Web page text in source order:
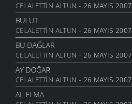
SEVDANIN PANAYIRI
ŞIIRLER
BITMEZ BU AĞLAYIŞLAR
ŞIIRLER- 7 MAYIS 2010
NAZAR BONCUĞU GIBI
ŞIIRLER- 25 NISAN 2010
YALANMIŞ
ŞIIRLER - 10 NISAN 2010
CELALETTIN ALTUN - 26 MAYIS 2007
BULUT
CELALETTIN ALTUN - 26 MAYIS 2007
BU DAĞLAR
CELALETTIN ALTUN - 26 MAYIS 2007
AY DOĞAR
CELALETTIN ALTUN - 26 MAYIS 2007
AL ELMA